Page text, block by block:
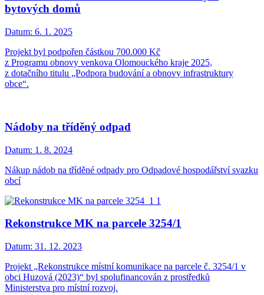
bytových domů
Datum: 6. 1. 2025
Projekt byl podpořen částkou 700.000 Kč
z Programu obnovy venkova Olomouckého kraje 2025,
z dotačního titulu „Podpora budování a obnovy infrastruktury
obce“.
Nádoby na tříděný odpad
Datum: 1. 8. 2024
Nákup nádob na tříděné odpady pro Odpadové hospodářství svazku
obcí
Rekonstrukce MK na parcele 3254/1
Datum: 31. 12. 2023
Projekt „Rekonstrukce místní komunikace na parcele č. 3254/1 v
obci Huzová (2023)“ byl spolufinancován z prostředků
Ministerstva pro místní rozvoj.